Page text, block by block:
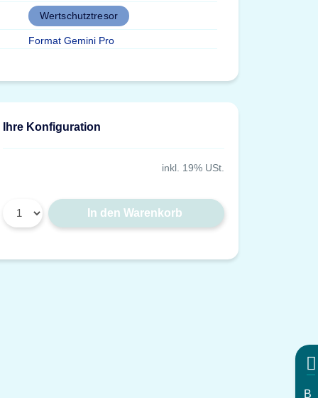
Wertschutztresor
Format Gemini Pro
Ihre Konfiguration
inkl. 19% USt.
In den Warenkorb